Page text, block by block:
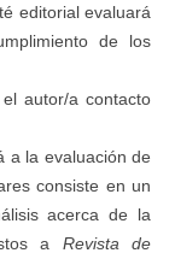
editorial evaluará
de los
autor/a contacto
a la evaluación de
consiste en un
acerca de la
a Revista de